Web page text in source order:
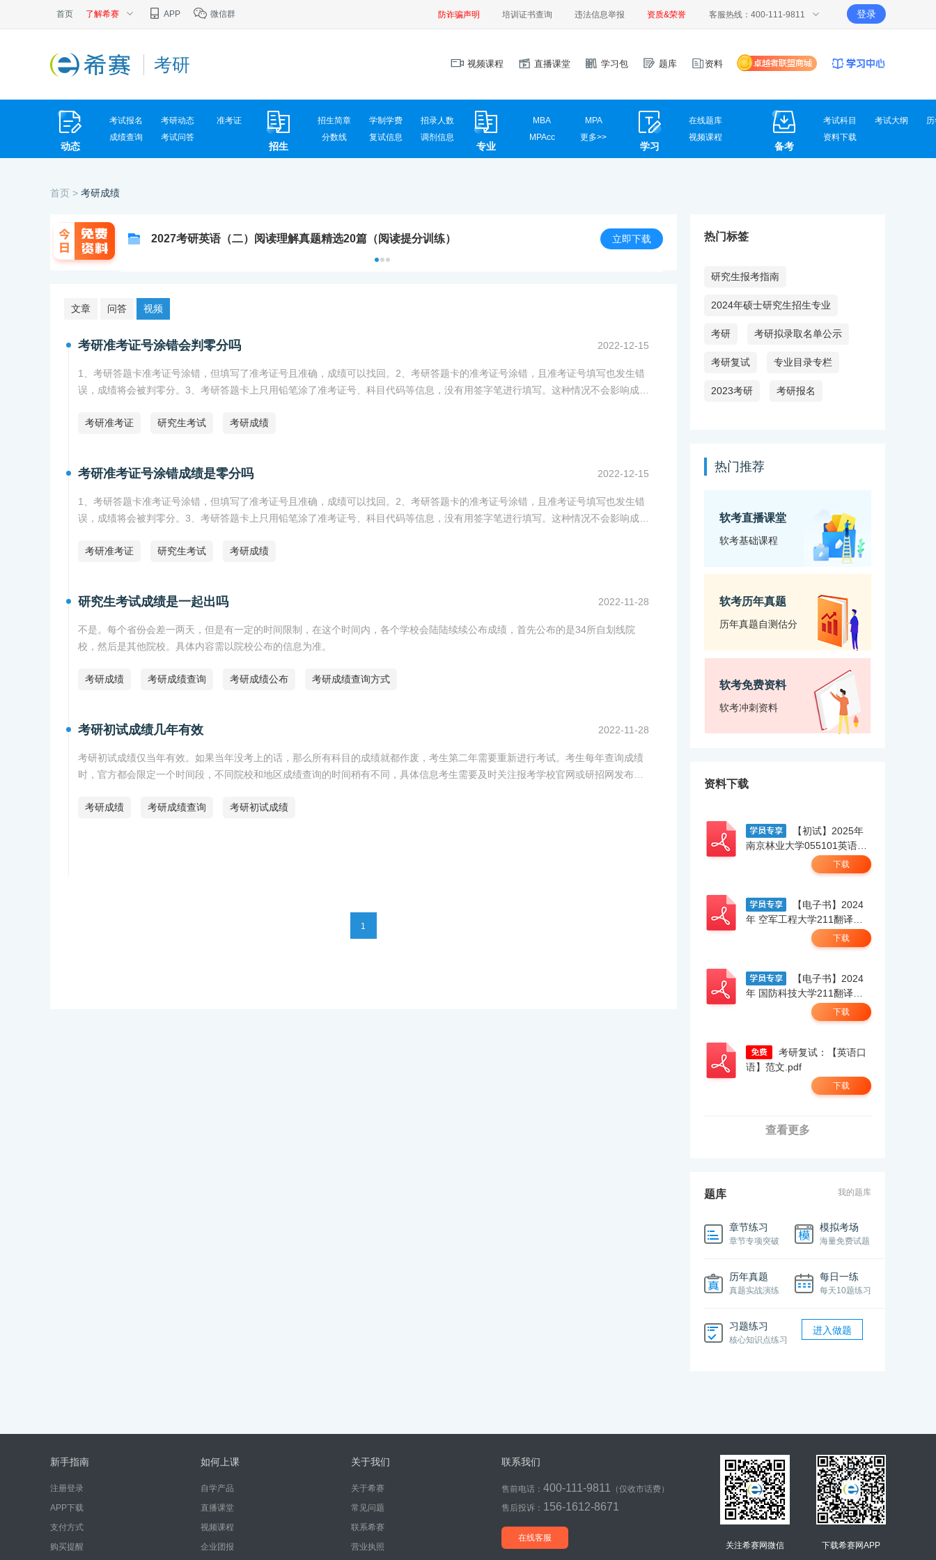
首页 了解希赛 APP 微信群 防诈骗声明 培训证书查询 违法信息举报 资质&荣誉 客服热线：400-111-9811 登录
考研 视频课程 直播课堂 学习包 题库 资料
动态
考试报名 考研动态
准考证
成绩查询
考试问答
招生
招生简章 学制学费
招录人数
分数线
复试信息 调剂信息
专业
MBA
MPA
MPAcc
更多>>
网信安全
学习
在线题库
视频课程
备考
考试科目 考试大纲
资料下载
首页 > 考研成绩
2027考研英语（二）阅读理解真题精选20篇（阅读提分训练） 立即下载
文章 问答 视频
考研准考证号涂错会判零分吗 2022-12-15
1、考研答题卡准考证号涂错，但填写了准考证号且准确，成绩可以找回。2、考研答题卡的准考证号涂错，且准考证号填写也发生错
误，成绩将会被判零分。3、考研答题卡上只用铅笔涂了准考证号、科目代码等信息，没有用签字笔进行填写。这种情况不会影响成
考研准考证
研究生考试 考研成绩
考研准考证号涂错成绩是零分吗 2022-12-15
1、考研答题卡准考证号涂错，但填写了准考证号且准确，成绩可以找回。2、考研答题卡的准考证号涂错，且准考证号填写也发生错
误，成绩将会被判零分。3、考研答题卡上只用铅笔涂了准考证号、科目代码等信息，没有用签字笔进行填写。这种情况不会影响成
考研准考证
研究生考试 考研成绩
研究生考试成绩是一起出吗 2022-11-28
不是。每个省份会差一两天，但是有一定的时间限制，在这个时间内，各个学校会陆陆续续公布成绩，首先公布的是34所自划线院
校，然后是其他院校。具体内容需以院校公布的信息为准。
考研成绩 考研成绩查询 考研成绩公布 考研成绩查询方式
考研初试成绩几年有效 2022-11-28
考研初试成绩仅当年有效。如果当年没考上的话，那么所有科目的成绩就都作废，考生第二年需要重新进行考试。考生每年查询成绩
时，官方都会限定一个时间段，不同院校和地区成绩查询的时间稍有不同，具体信息考生需要及时关注报考学校官网或研招网发布的
考研成绩
考研成绩查询 考研初试成绩
1
热门标签
研究生报考指南
2024年硕士研究生招生专业
考研 考研拟录取名单公示
考研复试 专业目录专栏
2023考研 考研报名
热门推荐
软考直播课堂
软考基础课程
软考历年真题
历年真题自测估分
软考免费资料
软考冲刺资料
资料下载
南京林业大学055101英语笔
译【211翻译硕士英语】考研
下载
年 空军工程大学211翻译硕
士英语考研精品资料.pdf
下载
年 国防科技大学211翻译硕
士英语考研精品资料.pdf
下载
语】范文.pdf
下载
查看更多
题库 我的题库
章节练习
章节专项突破
模拟考场
海量免费试题
历年真题
真题实战演练
每日一练
每天10题练习
习题练习
核心知识点练习
进入做题
新手指南
注册登录
APP下载
支付方式
购买提醒
如何上课
自学产品
直播课堂
视频课程
企业团报
关于我们
关于希赛
常见问题
联系希赛
营业执照
联系我们
售前电话： 400-111-9811
（仅收市话费）
售后投诉： 156-1612-8671
在线客服
关注希赛网微信 下载希赛网APP